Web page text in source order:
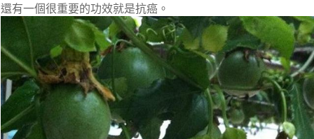
還有一個很重要的功效就是抗癌。